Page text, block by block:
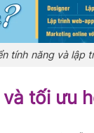
tính năng và lập
tối ưu